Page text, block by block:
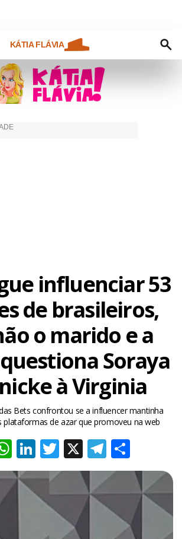
KÁTIA FLÁVIA
influenciar 53
de brasileiros,
o marido e a
Soraya
à Virginia
Bets confrontou se a influencer mantinha
plataformas de azar que promoveu na web
WhatsApp
LinkedIn
Twitter
X